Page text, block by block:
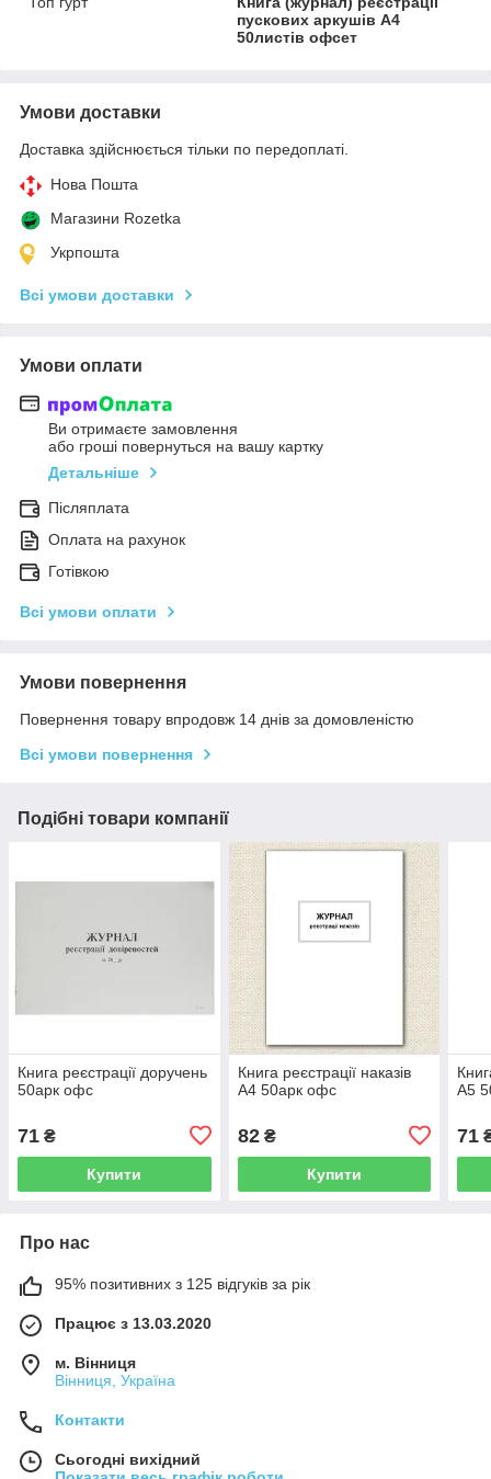
пускових аркушів А4
50листів офсет
Умови доставки
Доставка здійснюється тільки по передоплаті.
Нова Пошта
Магазини Rozetka
Укрпошта
Всі умови доставки
Умови оплати
Ви отримаєте замовлення
або гроші повернуться на вашу картку
Детальніше
Післяплата
Оплата на рахунок
Готівкою
Всі умови оплати
Умови повернення
Повернення товару впродовж 14 днів за домовленістю
Всі умови повернення
Подібні товари компанії
Книга реєстрації доручень
50арк офс
71 ₴
Купити
Книга реєстрації наказів
А4 50арк офс
82₴
Купити
А5
71
Про нас
95% позитивних з 125 відгуків за рік
Працює з 13.03.2020
м. Вінниця
Вінниця, Україна
Контакти
Сьогодні вихідний